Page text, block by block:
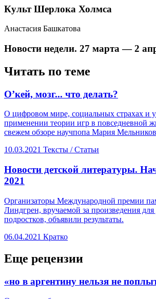
Культ Шерлока Холмса
Анастасия Башкатова
​Новости недели. 27 марта — 2
Читать по теме
​О’кей, мозг... что делать?
О цифровом мире, социальных страхах и
применении теории игр в повседневной
свежем обзоре научпопа Мария
10.03.2021 Тексты /Статьи
​Новости детской литературы.
2021
Организаторы Международной премии
Линдгрен, вручаемой за произведения для
подростков, объявили результаты.
06.04.2021 Кратко
Еще рецензии
​«но в аргентину нельзя не